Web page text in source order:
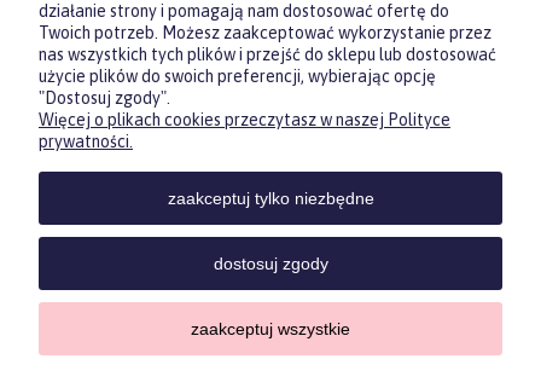
DOWIEDZ SIĘ WIĘCEJ
KONTAKTPOMOC MOJE
Sklep internetowy Shoper.pl
Zasubskrybuj nasz newsletter
i otrzymaj5% rabatu na pierwszyzakup.
Twój email
działanie strony i pomagają nam dostosować ofertę do
Twoich potrzeb. Możesz zaakceptować wykorzystanie przez
nas wszystkich tych plików i przejść do sklepu lub dostosować
użycie plików do swoich preferencji, wybierając opcję
"Dostosuj zgody".
Więcej o plikach cookies przeczytasz w naszej Polityce
prywatności.
zaakceptuj tylko niezbędne
dostosuj zgody
zaakceptuj wszystkie